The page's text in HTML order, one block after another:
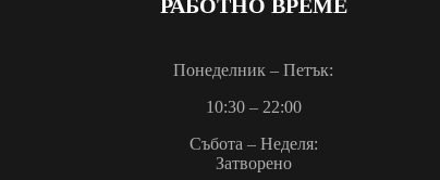
РАБОТНО ВРЕМЕ
Понеделник – Петък:
10:30 – 22:00
Събота – Неделя:
Затворено